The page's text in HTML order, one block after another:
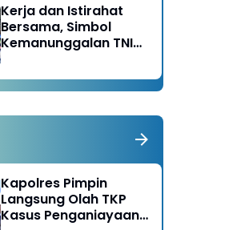
Kerja dan Istirahat
Bersama, Simbol
Kemanunggalan TNI
129 Bulu Lor Ponorogo
Kapolres Pimpin
Langsung Olah TKP
Kasus Penganiayaan